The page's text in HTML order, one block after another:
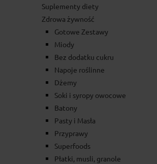
Suplementy diety
Zdrowa żywność
Gotowe Zestawy
Miody
Bez dodatku cukru
Napoje roślinne
Dżemy
Soki i syropy owocowe
Batony
Pasty i Masła
Przyprawy
Superfoods
Płatki, musli, granole